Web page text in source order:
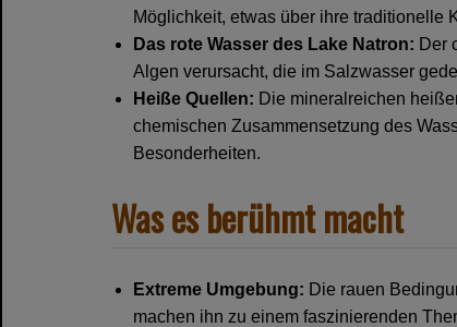
Möglichkeit, etwas über ihre traditionelle
Das rote Wasser des Lake Natron: Der
Algen verursacht, die im Salzwasser
Heiße Quellen: Die mineralreichen
chemischen Zusammensetzung des
Besonderheiten.
Was es berühmt macht
Extreme Umgebung: Die rauen
machen ihn zu einem faszinierenden